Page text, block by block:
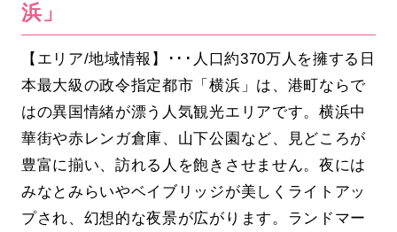
浜」
【エリア/地域情報】･･･人口約370万人を擁する日
本最大級の政令指定都市「横浜」は、港町ならで
はの異国情緒が漂う人気観光エリアです。横浜中
華街や赤レンガ倉庫、山下公園など、見どころが
豊富に揃い、訪れる人を飽きさせません。夜には
みなとみらいやベイブリッジが美しくライトアッ
プされ、幻想的な夜景が広がります。ランドマー